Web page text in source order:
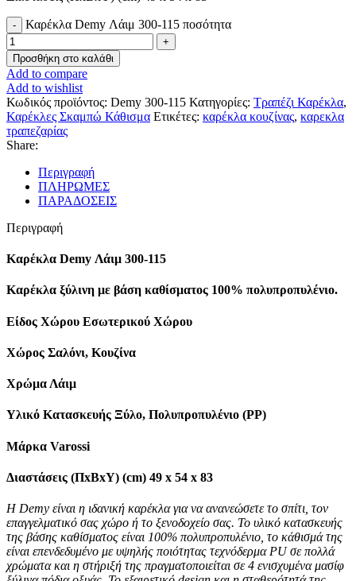
Καρέκλα Demy Λάιμ 300-115 ποσότητα
Προσθήκη στο καλάθι
Add to compare
Add to wishlist
Κωδικός προϊόντος: Demy 300-115 Κατηγορίες: Τραπέζι Καρέκλα,
Καρέκλες Σκαμπώ Κάθισμα Ετικέτες: καρέκλα κουζίνας, καρεκλα
τραπεζαρίας
Share:
Περιγραφή
ΠΛΗΡΩΜΕΣ
ΠΑΡΑΔΟΣΕΙΣ
Περιγραφή
Καρέκλα Demy Λάιμ 300-115
Καρέκλα ξύλινη με βάση καθίσματος 100% πολυπροπυλένιο.
Είδος Χώρου Εσωτερικού Χώρου
Χώρος Σαλόνι, Κουζίνα
Χρώμα Λάιμ
Υλικό Κατασκευής Ξύλο, Πολυπροπυλένιο (PP)
Μάρκα Varossi
Διαστάσεις (ΠxBxΥ) (cm) 49 x 54 x 83
Η Demy είναι η ιδανική καρέκλα για να ανανεώσετε το σπίτι, τον
επαγγελματικό σας χώρο ή το ξενοδοχείο σας. Το υλικό κατασκευής
της βάσης καθίσματος είναι 100% πολυπροπυλένιο, το κάθισμά της
είναι επενδεδυμένο με υψηλής ποιότητας τεχνόδερμα PU σε πολλά
χρώματα και η στήριξή της πραγματοποιείται σε 4 ενισχυμένα μασίφ